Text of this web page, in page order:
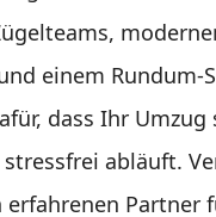
einem Rundum-
dass Ihr Umzug
abläuft.
erfahrenen Partner